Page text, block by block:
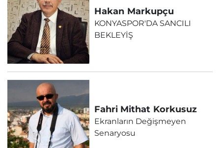
Hakan Markupçu
KONYASPOR'DA SANCILI
BEKLEYİŞ
Fahri Mithat Korkusuz
Ekranların Değişmeyen
Senaryosu